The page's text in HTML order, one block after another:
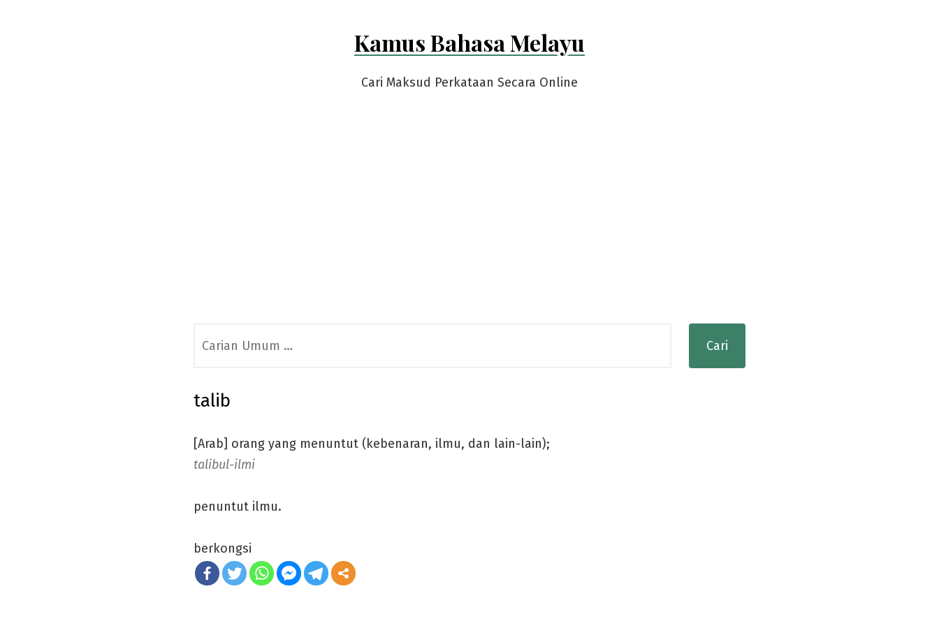
Kamus Bahasa Melayu
Cari Maksud Perkataan Secara Online
for:
talib
[Arab] orang yang menuntut (kebenaran, ilmu, dan lain-lain);
talibul-ilmi
penuntut ilmu.
berkongsi